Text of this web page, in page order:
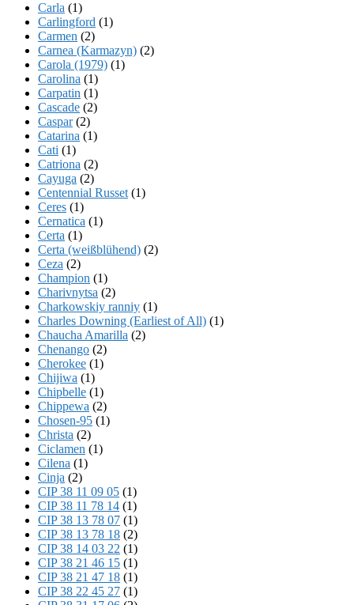
Carla (1)
Carlingford (1)
Carmen (2)
Carnea (Karmazyn) (2)
Carola (1979) (1)
Carolina (1)
Carpatin (1)
Cascade (2)
Caspar(2)
Catarina (1)
Cati (1)
Catriona (2)
Cayuga (2)
Centennial Russet (1)
Ceres (1)
Cernatica (1)
Certa (1)
Certa (weißblühend) (2)
Ceza (2)
Champion (1)
Charivnytsa (2)
Charkowskiy ranniy (1)
Charles Downing (Earliest of All) (1)
Chaucha Amarilla (2)
Chenango (2)
Cherokee (1)
Chijiwa (1)
Chipbelle (1)
Chippewa (2)
Chosen-95 (1)
Christa (2)
Ciclamen (1)
Cilena (1)
Cinja (2)
CIP 38 11 09 05 (1)
CIP 38 11 78 14 (1)
CIP 38 13 78 07 (1)
CIP 38 13 78 18 (2)
CIP 38 14 03 22 (1)
CIP 38 21 46 15 (1)
CIP 38 21 47 18 (1)
CIP 38 22 45 27 (1)